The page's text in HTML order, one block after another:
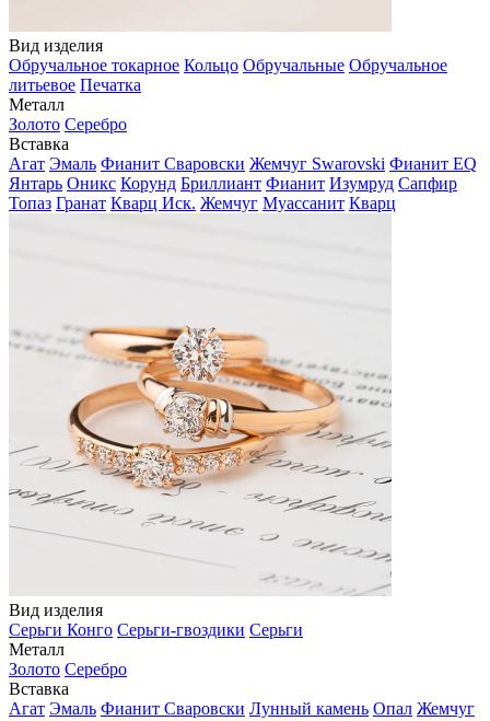
Вид изделия
Обручальное токарное Кольцо Обручальные Обручальное
литьевое Печатка
Металл
Золото Серебро
Вставка
Агат Эмаль Фианит Сваровски Жемчуг Swarovski Фианит EQ
Янтарь Оникс Корунд Бриллиант Фианит Изумруд Сапфир
Топаз Гранат Кварц Иск. Жемчуг Муассанит Кварц
Вид изделия
Серьги Конго Серьги-гвоздики Серьги
Металл
Золото Серебро
Вставка
Агат Эмаль Фианит Сваровски Лунный камень Опал Жемчуг